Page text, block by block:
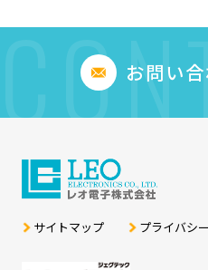
お問い
サイトマップ プライバシ